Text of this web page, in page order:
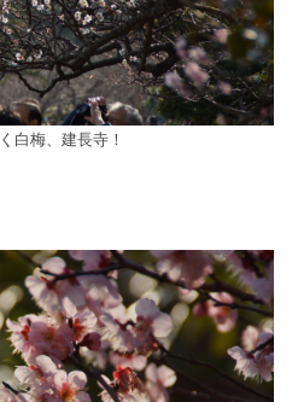
白梅、建長寺！